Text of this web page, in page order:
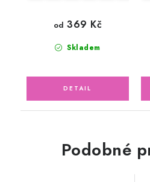
Skladem
od 369 Kč
Podobné